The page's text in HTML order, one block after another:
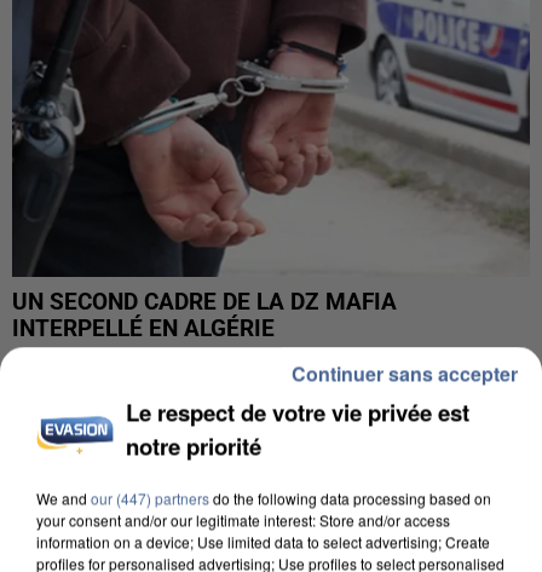
UN SECOND CADRE DE LA DZ MAFIA
INTERPELLÉ EN ALGÉRIE
Le respect de votre vie privée est
notre priorité
We and our (447) partnersdo the following data processing based on
your consent and/or our legitimate interest: Store and/or access
information on a device; Use limited data to select advertising; Create
profiles for personalised advertising; Use profiles to select personalised
Continuer sans accepter